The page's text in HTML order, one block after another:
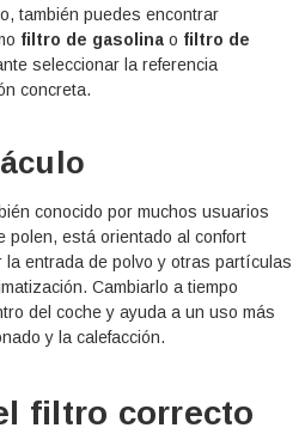
también puedes encontrar
filtro de gasolina o filtro de
seleccionar la referencia
concreta.
conocido por muchos usuarios
polen, está orientado al confort
la entrada de polvo y otras partículas
Cambiarlo a tiempo
del coche y ayuda a un uso más
y la calefacción.
filtro correcto